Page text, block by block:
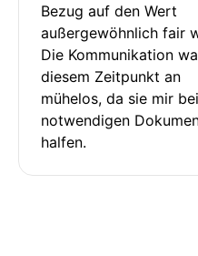
Bezug auf den Wert
außergewöhnlich fair
Die Kommunikation
diesem Zeitpunkt an
mühelos, da sie mir
notwendigen
halfen.